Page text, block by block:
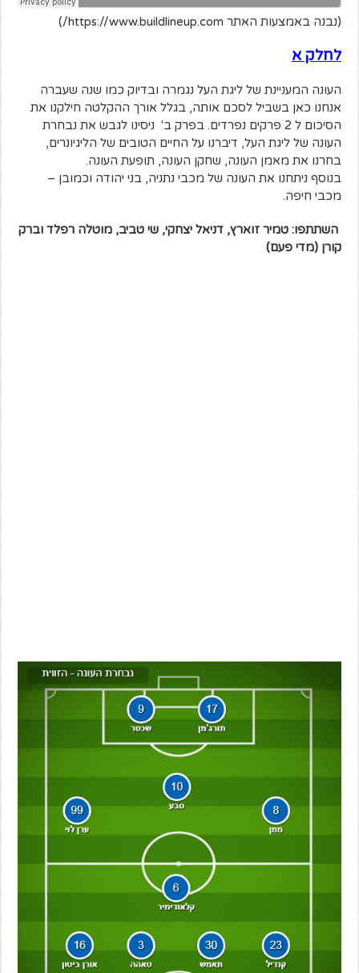
(נבנה באמצעות האתר https://www.buildlineup.com/)
לחלק א
העונה המעניינת של ליגת העל נגמרה ובדיוק כמו שנה שעברה
אנחנו כאן בשביל לסכם אותה, בגלל אורך ההקלטה חילקנו את
הסיכום ל 2 פרקים נפרדים. בפרק ב' ניסינו לגבש את נבחרת
העונה של ליגת העל, דיברנו על החיים הטובים של הליגיונרים,
בחרנו את מאמן העונה, שחקן העונה, תופעת העונה.
בנוסף ניתחנו את העונה של מכבי נתניה, בני יהודה וכמובן –
מכבי חיפה.
השתתפו: טמיר זוארץ, דניאל יצחקי, שי טביב, מוטלה רפלד וברק
קורן (מדי פעם)